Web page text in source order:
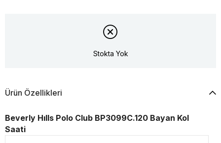
Stokta Yok
Ürün Özellikleri
Beverly Hılls Polo Club BP3099C.120 Bayan Kol
Saati